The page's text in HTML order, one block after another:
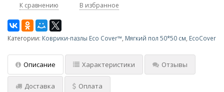
К сравнению В избранное
Категории: Коврики-пазлы Eco Cover™, Мягкий пол 50*50 см, EcoCover
Описание Характеристики Отзывы
Доставка Оплата